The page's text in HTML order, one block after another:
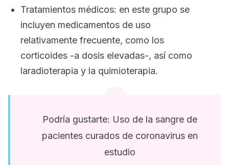
Tratamientos médicos: en este grupo se
incluyen medicamentos de uso
relativamente frecuente, como los
corticoides -a dosis elevadas-, así como
laradioterapia y la quimioterapia.
Podría gustarte: Uso de la sangre de
pacientes curados de coronavirus en
estudio